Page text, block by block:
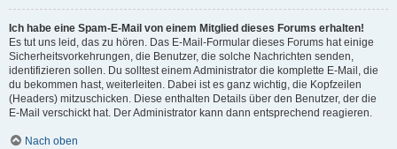
Ich habe eine Spam-E-Mail von einem Mitglied dieses Forums erhalten!
Es tut uns leid, das zu hören. Das E-Mail-Formular dieses Forums hat einige
Sicherheitsvorkehrungen, die Benutzer, die solche Nachrichten senden,
identifizieren sollen. Du solltest einem Administrator die komplette E-Mail, die
du bekommen hast, weiterleiten. Dabei ist es ganz wichtig, die Kopfzeilen
(Headers) mitzuschicken. Diese enthalten Details über den Benutzer, der die
E-Mail verschickt hat. Der Administrator kann dann entsprechend reagieren.
Nach oben